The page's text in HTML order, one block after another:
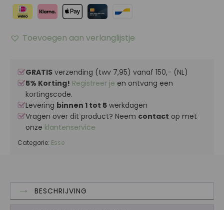
Toevoegen aan verlanglijstje
GRATIS verzending (twv 7,95) vanaf 150,- (NL)
5% Korting! Registreer je en ontvang een
kortingscode.
Levering binnen 1 tot 5 werkdagen
Vragen over dit product? Neem contact op met
onze klantenservice
Categorie: Esse
BESCHRIJVING